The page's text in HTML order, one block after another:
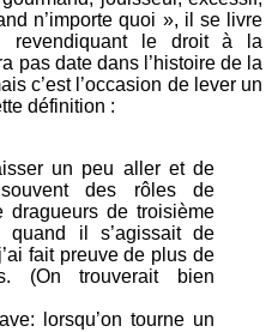
n’importe quoi », il se livre
revendiquant le droit à la
pas date dans l’histoire de la
c’est l’occasion de lever un
définition :
un peu aller et de
des rôles de
dragueurs de troisième
quand il s’agissait de
fait preuve de plus de
(On trouverait bien
lorsqu’on tourne un